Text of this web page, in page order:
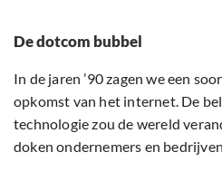
De dotcom bubbel
In de jaren ’90 zagen we een
opkomst van het internet. De
technologie zou de wereld
doken ondernemers en